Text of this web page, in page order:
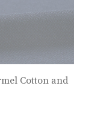
Cotton and